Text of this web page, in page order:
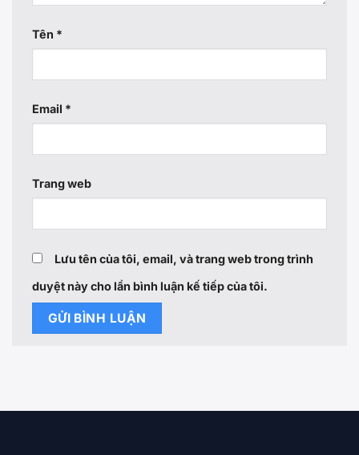
Tên *
Email *
Trang web
Lưu tên của tôi, email, và trang web trong trình
duyệt này cho lần bình luận kế tiếp của tôi.